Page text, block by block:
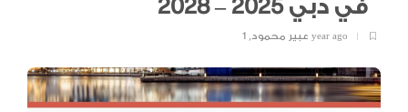
في دبي 2025 – 2028
عبير محمود, 1 year ago